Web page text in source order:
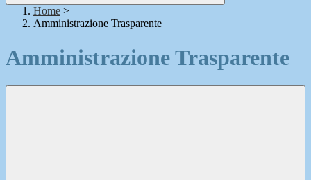
Home >
Amministrazione Trasparente
Amministrazione Trasparente